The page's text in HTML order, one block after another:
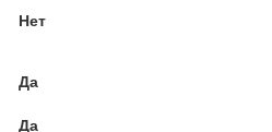
Нет
Да
Да